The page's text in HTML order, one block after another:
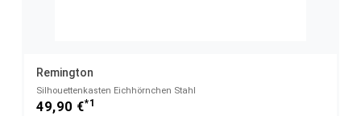
Remington
Silhouettenkasten Eichhörnchen Stahl
49,90 €*1